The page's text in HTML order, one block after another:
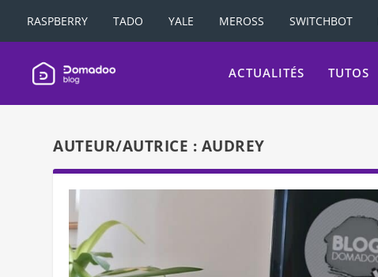
RASPBERRY TADO YALE MEROSS SWITCHBOT
ACTUALITÉS TUTOS
AUTEUR/AUTRICE : AUDREY